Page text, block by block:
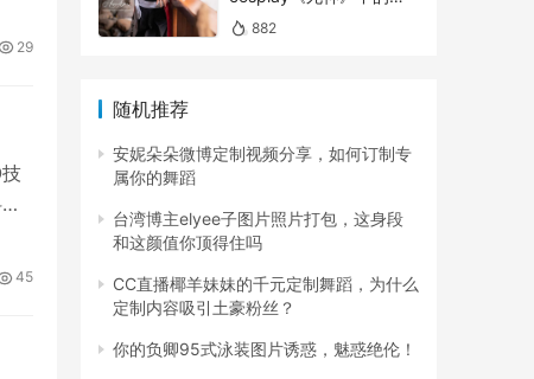
29
45
本乱菊
882
随机推荐
安妮朵朵微博定制视频分享，如何订制专
属你的舞蹈
台湾博主elyee子图片照片打包，这身段
和这颜值你顶得住吗
CC直播椰羊妹妹的千元定制舞蹈，为什么
定制内容吸引土豪粉丝？
你的负卿95式泳装图片诱惑，魅惑绝伦！